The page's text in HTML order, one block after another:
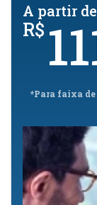
A partir de
R$
*Para faixa de